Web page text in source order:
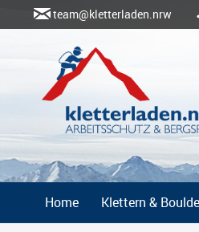
team@kletterladen.nrw
Home Klettern &